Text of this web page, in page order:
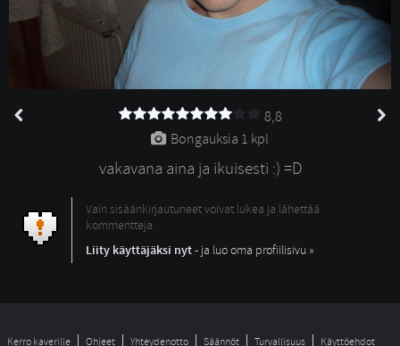
8,8
Bongauksia 1 kpl
vakavana aina ja ikuisesti :) =D
Vain sisäänkirjautuneet voivat lukea ja lähettää
kommentteja.
Liity käyttäjäksi nyt- ja luo oma profiilisivu »
Kerro kaverille Ohjeet Yhteydenotto Säännöt Turvallisuus Käyttöehdot